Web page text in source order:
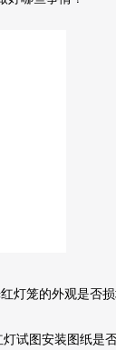
笼的外观是否损
图安装图纸是